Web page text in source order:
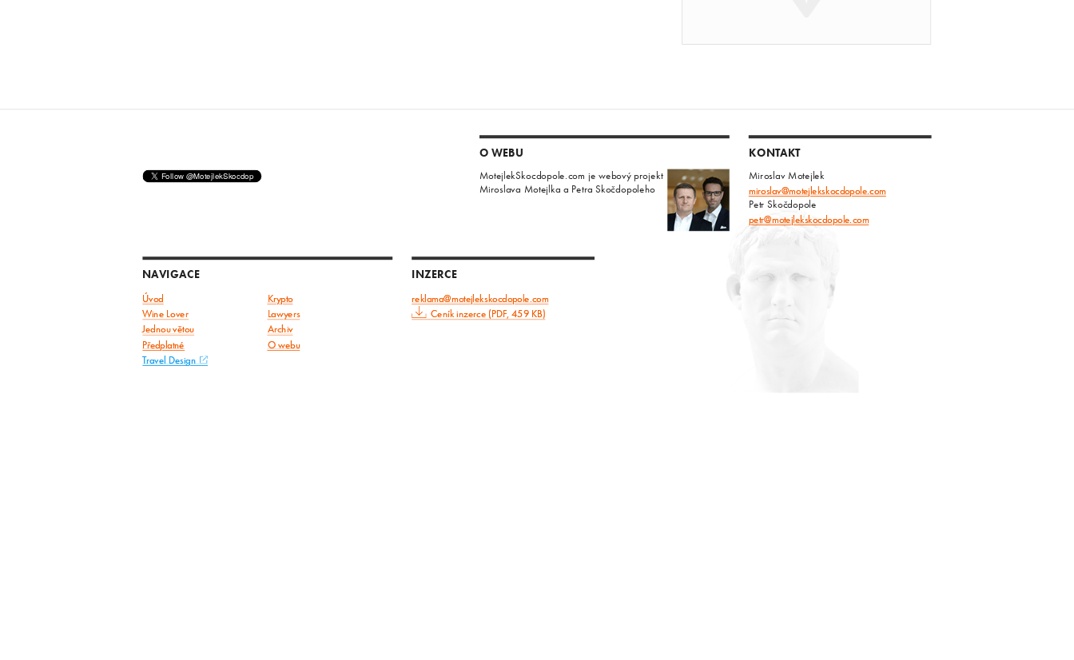
O WEBU
MotejlekSkocdopole.com je webový projekt
Miroslava Motejlka a Petra Skočdopoleho
KONTAKT
Miroslav Motejlek
miroslav@motejlekskocdopole.com
Petr Skočdopole
petr@motejlekskocdopole.com
NAVIGACE
Úvod Krypto
Wine Lover
Lawyers
Jednou větou
Archiv
Předplatné O webu
Travel Design
INZERCE
reklama@motejlekskocdopole.com
Ceník inzerce (PDF, 459 KB)